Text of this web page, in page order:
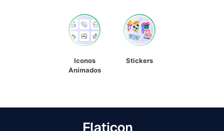
Iconos
Animados
Stickers